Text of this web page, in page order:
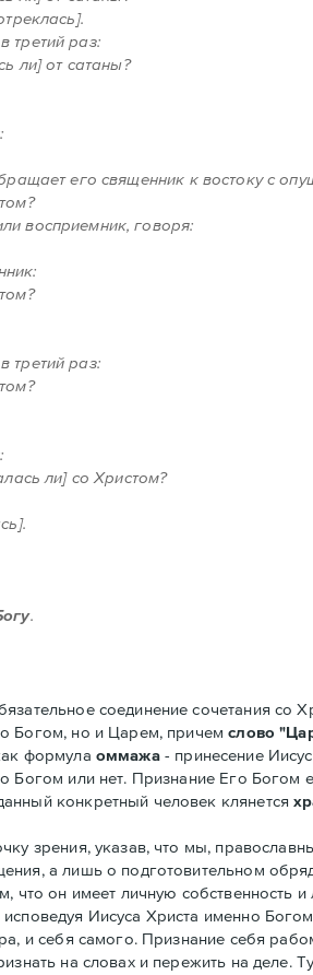
третий раз:
ли] от сатаны?
его священник к востоку с
восприемник, говоря:
третий раз:
ли] со Христом?
.
соединение сочетания со
Богом, но и Царем, причемслово
формула оммажа- принесение
Богом или нет. Признание Его Богом
конкретный человек клянется
зрения, указав, что мы,
а лишь о подготовительном
что он имеет личную собственность
исповедуя Иисуса Христа именно
и себя самого. Признание себя
на словах и пережить на деле.